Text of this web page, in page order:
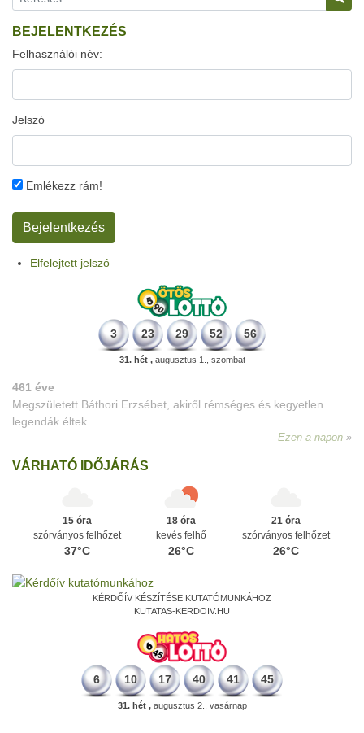
BEJELENTKEZÉS
Felhasználói név:
Jelszó
Emlékezz rám!
Elfelejtett jelszó
3 23 29 52 56
31. hét ,augusztus 1., szombat
461 éve
Megszületett Báthori Erzsébet, akiről rémséges és kegyetlen
legendák éltek.
Ezen a napon
VÁRHATÓ IDŐJÁRÁS
15 óra
szórványos felhőzet
37°C
18 óra
kevés felhő
26°C
21 óra
szórványos felhőzet
26°C
KÉRDŐÍV KÉSZÍTÉSE KUTATÓMUNKÁHOZ
KUTATAS-KERDOIV.HU
6 10 17 40 41 45
31. hét ,augusztus 2., vasárnap